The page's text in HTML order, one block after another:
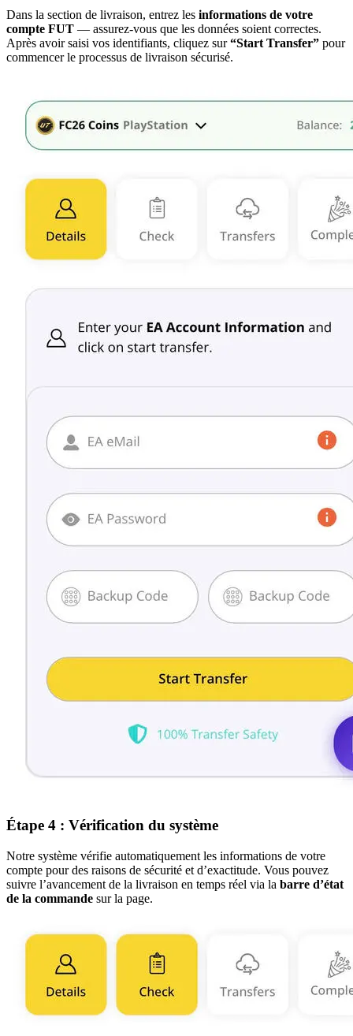
Dans la section de livraison, entrez les informations de votre
compte FUT — assurez-vous que les données soient correctes.
Après avoir saisi vos identifiants, cliquez sur“Start Transfer” pour
commencer le processus de livraison sécurisé.
Étape 4 : Vérification du système
Notre système vérifie automatiquement les informations de votre
compte pour des raisons de sécurité et d’exactitude. Vous pouvez
suivre l’avancement de la livraison en temps réel via la barre d’état
de la commande sur la page.